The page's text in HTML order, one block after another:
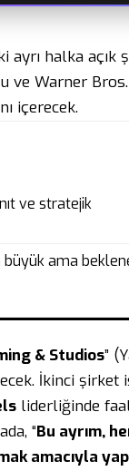
ayrı halka
ve Warner
içerecek.
ve stratejik
ama
& Studios”
İkinci şirket
liderliğinde
“Bu ayrım,
amacıyla